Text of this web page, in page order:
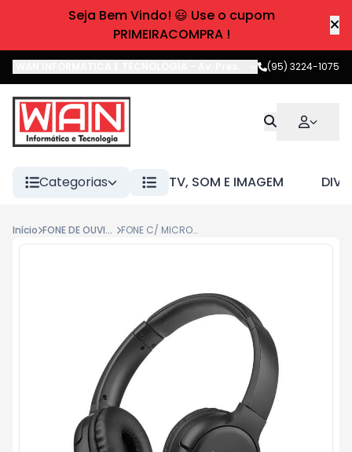
Seja Bem Vindo! 😃 Use o cupom
PRIMEIRACOMPRA !
Av. Pres. Castelo Branco,Boa
(95) 3224-1075
Categorias TV, SOM E IMAGEM
Início FONE DE OUVIDO FONE C/ MICROFONE BLUETOOTH PULSE FLOW PH393 PRETO